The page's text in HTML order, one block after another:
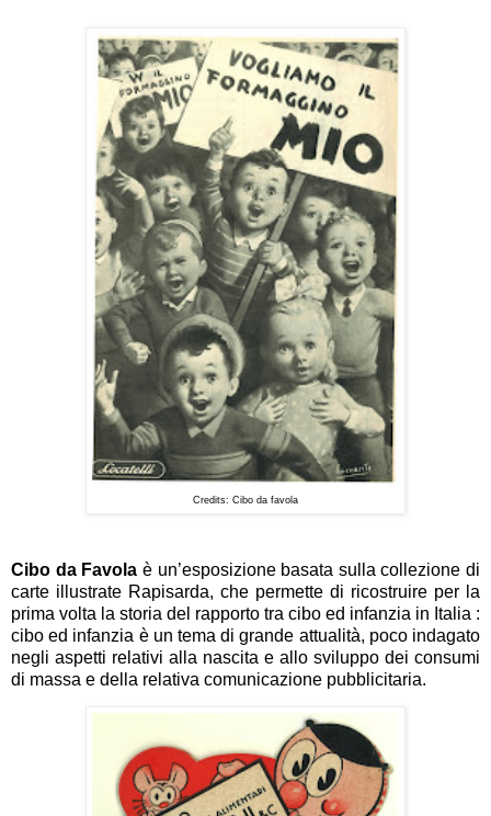
Credits: Cibo da favola
Cibo da Favola è un’esposizione basata sulla collezione di
carte illustrate Rapisarda, che permette di ricostruire per la
prima volta la storia del rapporto tra cibo ed infanzia in Italia :
cibo ed infanzia è un tema di grande attualità, poco indagato
negli aspetti relativi alla nascita e allo sviluppo dei consumi
di massa e della relativa comunicazione pubblicitaria.